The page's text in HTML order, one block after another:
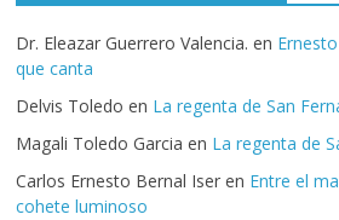
Dr. Eleazar Guerrero Valencia. en
que canta
Delvis Toledo en La regenta de San
Magali Toledo Garcia en La regenta de
Carlos Ernesto Bernal Iser en Entre el
cohete luminoso